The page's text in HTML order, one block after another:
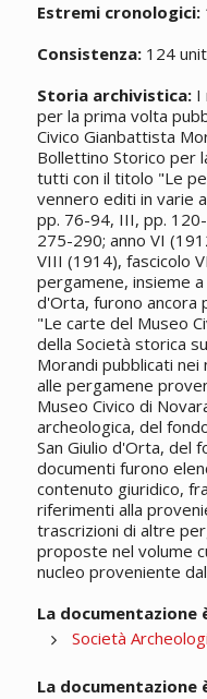
Estremi cronologici:
Consistenza:124
Storia archivistica:I
per la prima volta
Civico Gianbattista
Bollettino Storico per
tutti con il titolo "Le
vennero editi in varie
pp. 76-94, III, pp.
275-290; anno VI
VIII (1914), fascicolo
pergamene, insieme
d'Orta, furono ancora
"Le carte del Museo
della Società storica
Morandi pubblicati
alle pergamene
Museo Civico di
archeologica, del
San Giulio d'Orta, del
documenti furono
contenuto giuridico,
riferimenti alla
trascrizioni di altre
proposte nel volume
nucleo proveniente
La
Società
La documentazione